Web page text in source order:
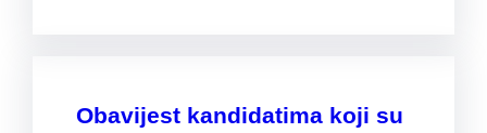
Obavijest kandidatima koji su